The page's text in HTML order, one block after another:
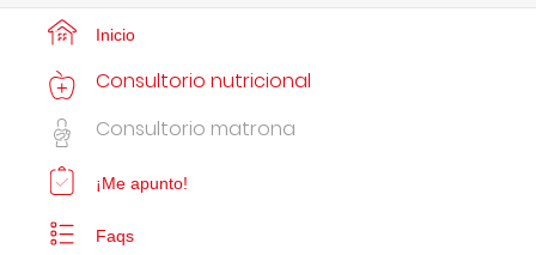
Inicio
Consultorio nutricional
Consultorio matrona
¡Me apunto!
Faqs